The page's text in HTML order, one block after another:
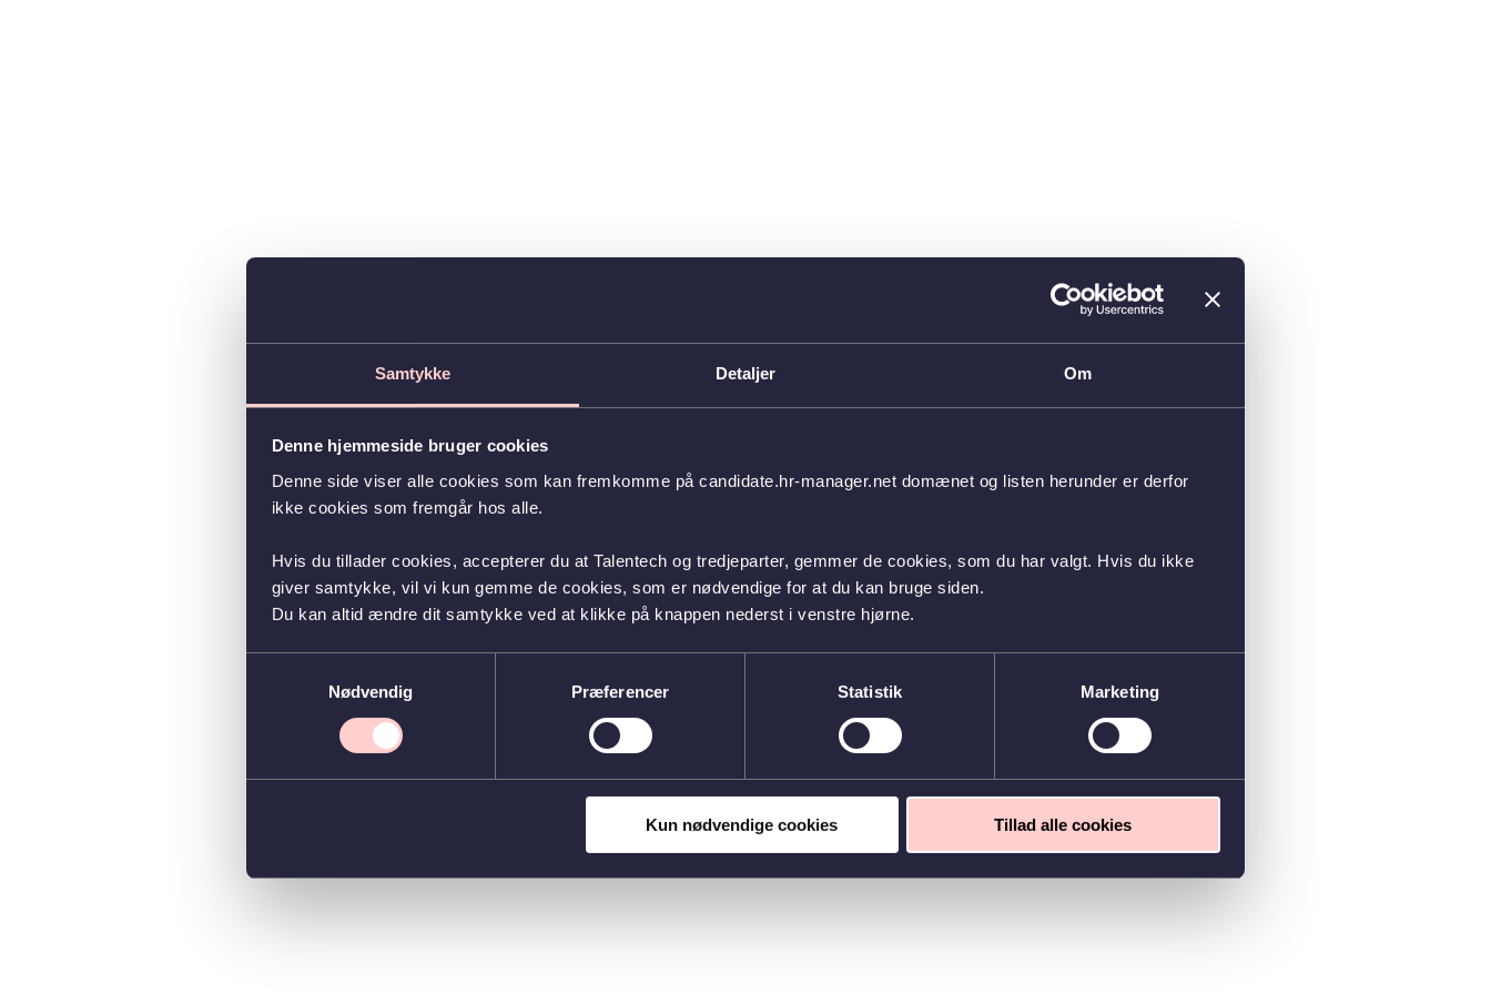
Samtykke Detaljer Om
Denne hjemmeside bruger cookies
Denne side viser alle cookies som kan fremkomme på candidate.hr-manager.net domænet og listen herunder er derfor
ikke cookies som fremgår hos alle.
Hvis du tillader cookies, accepterer du at Talentech og tredjeparter, gemmer de cookies, som du har valgt. Hvis du ikke
giver samtykke, vil vi kun gemme de cookies, som er nødvendige for at du kan bruge siden.
Du kan altid ændre dit samtykke ved at klikke på knappen nederst i venstre hjørne.
Nødvendig
Præferencer Statistik Marketing
Kun nødvendige cookies Tillad alle cookies